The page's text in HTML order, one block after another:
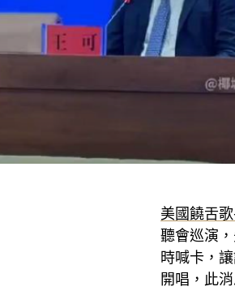
美國饒舌
聽會巡演
時喊卡，
開唱，此